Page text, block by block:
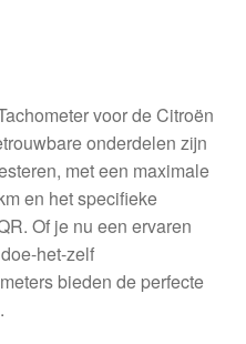
voor de Citroën
onderdelen zijn
met een maximale
en het specifieke
Of je nu een ervaren
het-zelf
bieden de perfecte